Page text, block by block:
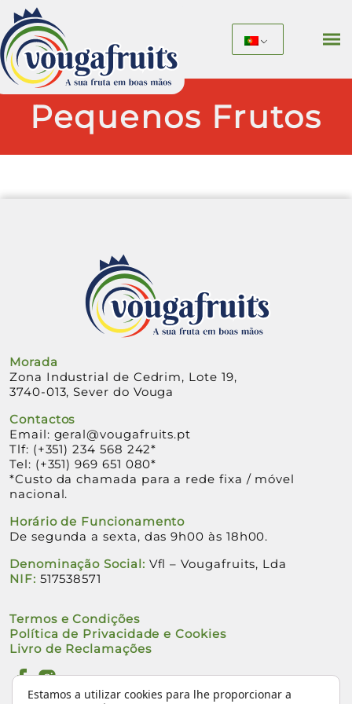
Pequenos Frutos
Morada
Zona Industrial de Cedrim, Lote 19,
3740-013, Sever do Vouga
Contactos
Email: geral@vougafruits.pt
Tlf: (+351) 234 568 242*
Tel: (+351) 969 651 080*
*Custo da chamada para a rede fixa / móvel
nacional.
Horário de Funcionamento
De segunda a sexta, das 9h00 às 18h00.
Denominação Social: Vfl – Vougafruits, Lda
NIF: 517538571
Termos e Condições
Política de Privacidade e Cookies
Livro de Reclamações
Estamos a utilizar cookies para lhe proporcionar a